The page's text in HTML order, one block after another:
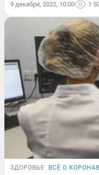
9 декабря, 2022, 10:00 1
ЗДОРОВЬЕ ВСЁ О